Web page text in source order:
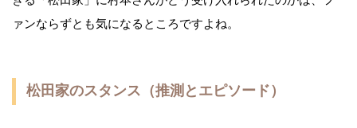
ァンならずとも気になるところですよね。
松田家のスタンス（推測とエピソード）